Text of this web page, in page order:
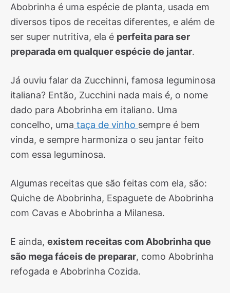
Abobrinha é uma espécie de planta, usada em
diversos tipos de receitas diferentes, e além de
ser super nutritiva, ela é perfeita para ser
preparada em qualquer espécie de jantar.
Já ouviu falar da Zucchinni, famosa leguminosa
italiana? Então, Zucchini nada mais é, o nome
dado para Abobrinha em italiano. Uma
concelho, uma taça de vinho sempre é bem
vinda, e sempre harmoniza o seu jantar feito
com essa leguminosa.
Algumas receitas que são feitas com ela, são:
Quiche de Abobrinha, Espaguete de Abobrinha
com Cavas e Abobrinha a Milanesa.
E ainda, existem receitas com Abobrinha que
são mega fáceis de preparar, como Abobrinha
refogada e Abobrinha Cozida.